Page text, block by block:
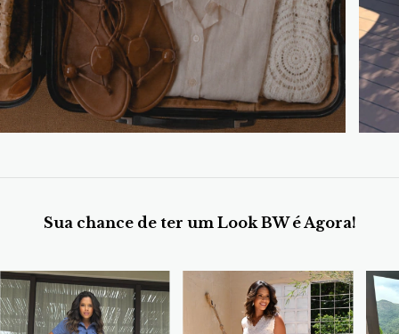
Sua chance de ter um Look BW é Agora!